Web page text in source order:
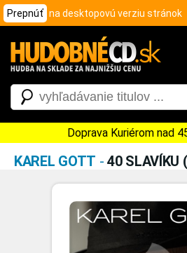
Prepnúť na desktopovú verziu stránok
Doprava Kuriérom nad
KAREL GOTT -40 SLAVÍKU